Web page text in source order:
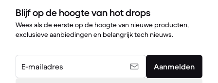
Blijf op de hoogte van hot drops
Wees als de eerste op de hoogte van nieuwe producten,
exclusieve aanbiedingen en belangrijk tech nieuws.
E-mailadres Aanmelden